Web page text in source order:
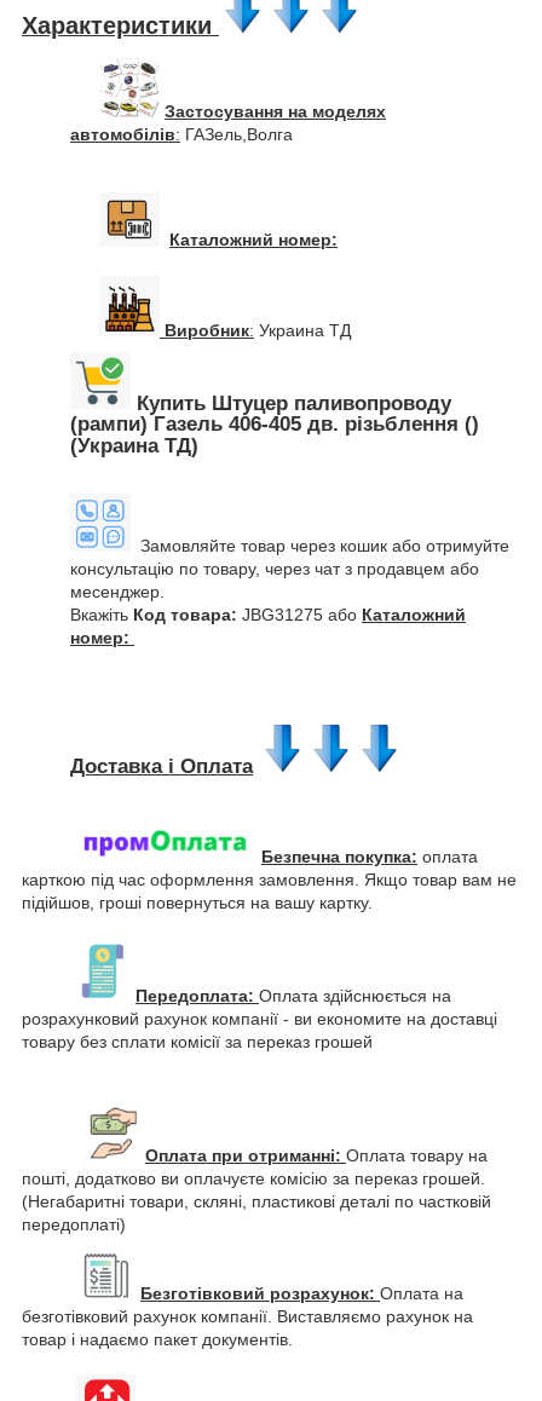
Характеристики
Застосування на моделях
автомобілів: ГАЗель,Волга
Каталожний номер:
Виробник: Украина ТД
Купить Штуцер паливопроводу
(рампи) Газель 406-405 дв. різьблення ()
(Украина ТД)
Замовляйте товар через кошик або отримуйте
консультацію по товару, через чат з продавцем або
месенджер.
Вкажіть Код товара: JBG31275 або Каталожний
номер:
Доставка і Оплата
Безпечна покупка: оплата
карткою під час оформлення замовлення. Якщо товар вам не
підійшов, гроші повернуться на вашу картку.
Передоплата: Оплата здійснюється на
розрахунковий рахунок компанії - ви економите на доставці
товару без сплати комісії за переказ грошей
Оплата при отриманні: Оплата товару на
пошті, додатково ви оплачуєте комісію за переказ грошей.
(Негабаритні товари, скляні, пластикові деталі по частковій
передоплаті)
Безготівковий розрахунок: Оплата на
безготівковий рахунок компанії. Виставляємо рахунок на
товар і надаємо пакет документів.